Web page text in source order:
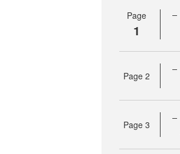
Page
1
Page 2
Page 3